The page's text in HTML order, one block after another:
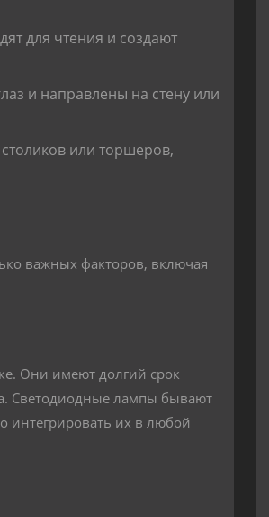
для чтения и создают
и направлены на стену или
или торшеров,
важных факторов, включая
Они имеют долгий срок
Светодиодные лампы бывают
интегрировать их в любой